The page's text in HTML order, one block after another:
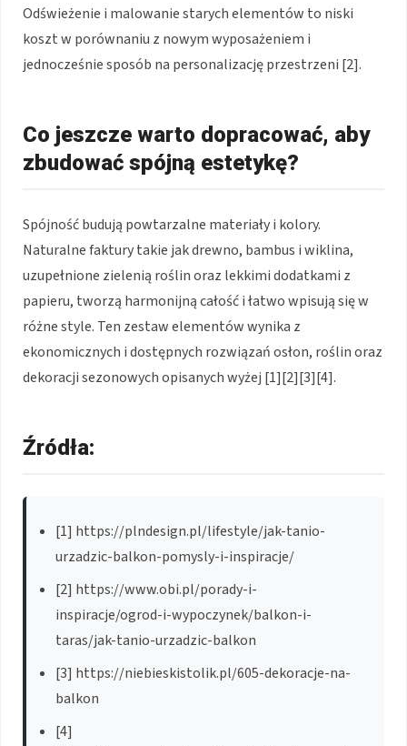
Odświeżenie i malowanie starych elementów to niski
koszt w porównaniu z nowym wyposażeniem i
jednocześnie sposób na personalizację przestrzeni [2].
Co jeszcze warto dopracować, aby
zbudować spójną estetykę?
Spójność budują powtarzalne materiały i kolory.
Naturalne faktury takie jak drewno, bambus i wiklina,
uzupełnione zielenią roślin oraz lekkimi dodatkami z
papieru, tworzą harmonijną całość i łatwo wpisują się w
różne style. Ten zestaw elementów wynika z
ekonomicznych i dostępnych rozwiązań osłon, roślin oraz
dekoracji sezonowych opisanych wyżej [1][2][3][4].
Źródła:
[1] https://plndesign.pl/lifestyle/jak-tanio-
urzadzic-balkon-pomysly-i-inspiracje/
[2] https://www.obi.pl/porady-i-
inspiracje/ogrod-i-wypoczynek/balkon-i-
taras/jak-tanio-urzadzic-balkon
[3] https://niebieskistolik.pl/605-dekoracje-na-
balkon
[4]